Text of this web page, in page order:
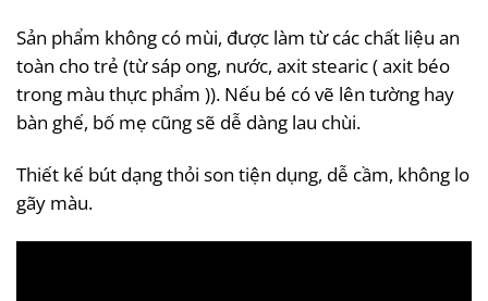
Sản phẩm không có mùi, được làm từ các chất liệu an
toàn cho trẻ (từ sáp ong, nước, axit stearic ( axit béo
trong màu thực phẩm )). Nếu bé có vẽ lên tường hay
bàn ghế, bố mẹ cũng sẽ dễ dàng lau chùi.
Thiết kế bút dạng thỏi son tiện dụng, dễ cầm, không lo
gãy màu.